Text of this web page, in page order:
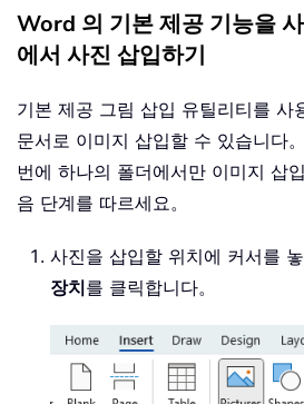
Word 의 기본 제공 기능을
에서 사진 삽입하기
기본 제공 그림 삽입 유틸리티를 사
문서로 이미지 삽입할 수 있습니다
번에 하나의 폴더에서만 이미지 삽
음 단계를 따르세요。
사진을 삽입할 위치에 커서를
장치를 클릭합니다。